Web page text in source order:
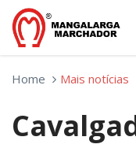
Home Mais notícias